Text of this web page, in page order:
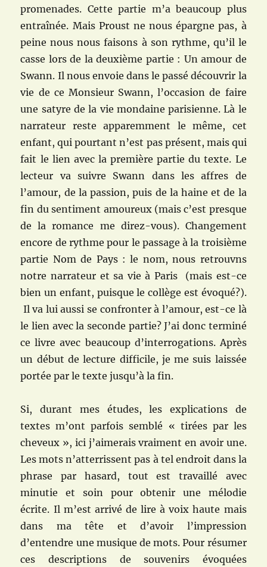
promenades. Cette partie m’a beaucoup plus
entraînée. Mais Proust ne nous épargne pas, à
peine nous nous faisons à son rythme, qu’il le
casse lors de la deuxième partie : Un amour de
Swann. Il nous envoie dans le passé découvrir la
vie de ce Monsieur Swann, l’occasion de faire
une satyre de la vie mondaine parisienne. Là le
narrateur reste apparemment le même, cet
enfant, qui pourtant n’est pas présent, mais qui
fait le lien avec la première partie du texte. Le
lecteur va suivre Swann dans les affres de
l’amour, de la passion, puis de la haine et de la
fin du sentiment amoureux (mais c’est presque
de la romance me direz-vous). Changement
encore de rythme pour le passage à la troisième
partie Nom de Pays : le nom, nous retrouvns
notre narrateur et sa vie à Paris (mais est-ce
bien un enfant, puisque le collège est évoqué?).
Il va lui aussi se confronter à l’amour, est-ce là
le lien avec la seconde partie? J’ai donc terminé
ce livre avec beaucoup d’interrogations. Après
un début de lecture difficile, je me suis laissée
portée par le texte jusqu’à la fin.
Si, durant mes études, les explications de
textes m’ont parfois semblé « tirées par les
cheveux », ici j’aimerais vraiment en avoir une.
Les mots n’atterrissent pas à tel endroit dans la
phrase par hasard, tout est travaillé avec
minutie et soin pour obtenir une mélodie
écrite. Il m’est arrivé de lire à voix haute mais
dans ma tête et d’avoir l’impression
d’entendre une musique de mots. Pour résumer
ces descriptions de souvenirs évoquées